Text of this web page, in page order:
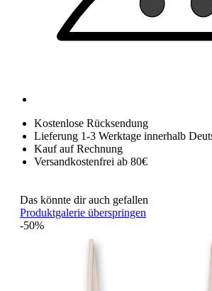
Kostenlose Rücksendung
Lieferung 1-3 Werktage innerhalb
Kauf auf Rechnung
Versandkostenfrei ab 80€
Das könnte dir auch gefallen
Produktgalerie überspringen
-50%